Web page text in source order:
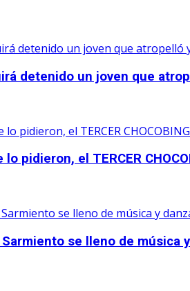
detenido un joven que
pidieron, el TERCER
se lleno de música